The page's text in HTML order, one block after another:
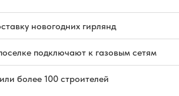
новогодних гирлянд
подключают к газовым сетям
более 100 строителей